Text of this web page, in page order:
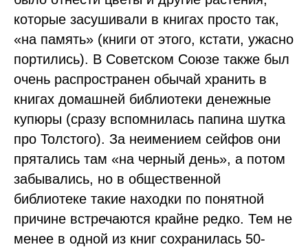
которые засушивали в книгах просто так,
«на память» (книги от этого, кстати, ужасно
портились). В Советском Союзе также был
очень распространен обычай хранить в
книгах домашней библиотеки денежные
купюры (сразу вспомнилась папина шутка
про Толстого). За неимением сейфов они
прятались там «на черный день», а потом
забывались, но в общественной
библиотеке такие находки по понятной
причине встречаются крайне редко. Тем не
менее в одной из книг сохранилась 50-